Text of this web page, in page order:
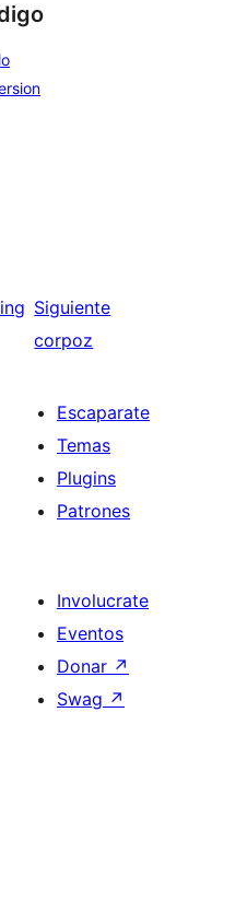
Siguiente
corpoz
Escaparate
Temas
Plugins
Patrones
Involucrate
Eventos
Donar ↗
Swag ↗